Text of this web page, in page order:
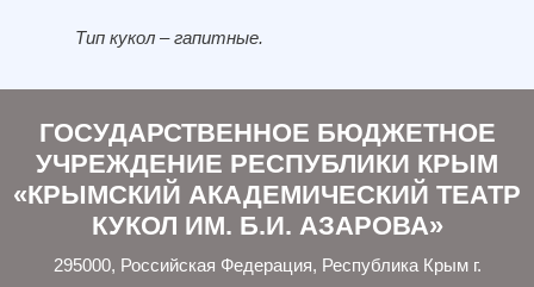
Тип кукол – гапитные.
ГОСУДАРСТВЕННОЕ БЮДЖЕТНОЕ
УЧРЕЖДЕНИЕ РЕСПУБЛИКИ КРЫМ
«КРЫМСКИЙ АКАДЕМИЧЕСКИЙ ТЕАТР
КУКОЛ ИМ. Б.И. АЗАРОВА»
295000, Российская Федерация, Республика Крым г.